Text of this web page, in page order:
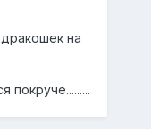
на
покруче.........